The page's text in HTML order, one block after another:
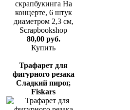
80,00 руб.
Купить
Трафарет для
фигурного резака
Сладкий пирог,
Fiskars